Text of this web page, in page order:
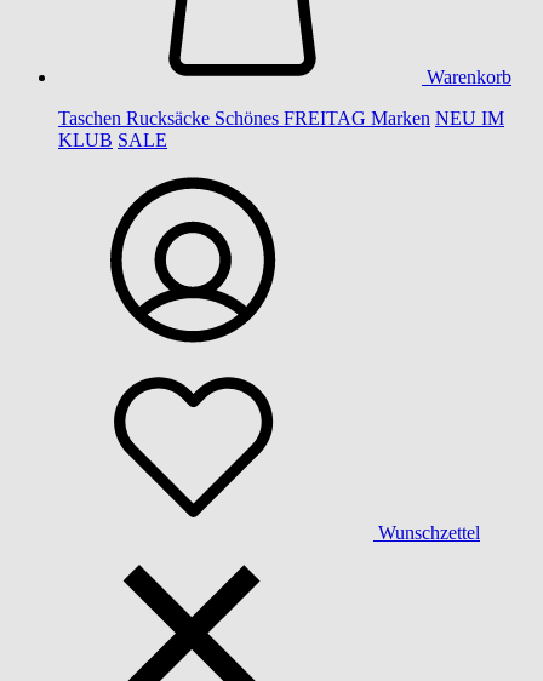
Warenkorb
Taschen Rucksäcke Schönes FREITAG Marken NEU IM
KLUB SALE
Wunschzettel